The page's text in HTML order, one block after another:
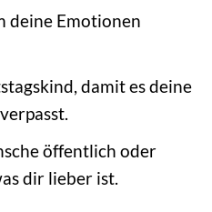
deine Emotionen
damit es deine
öffentlich oder
dir lieber ist.